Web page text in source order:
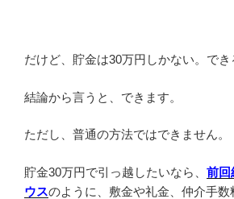
だけど、貯金は30万円しかない。でき
結論から言うと、できます。
ただし、普通の方法ではできません。
貯金30万円で引っ越したいなら、 前回
ウスのように、敷金や礼金、仲介手